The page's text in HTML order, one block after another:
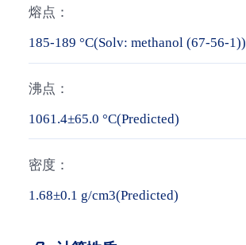
熔点：
185-189 °C(Solv: methanol (67-56-1))
沸点：
1061.4±65.0 °C(Predicted)
密度：
1.68±0.1 g/cm3(Predicted)